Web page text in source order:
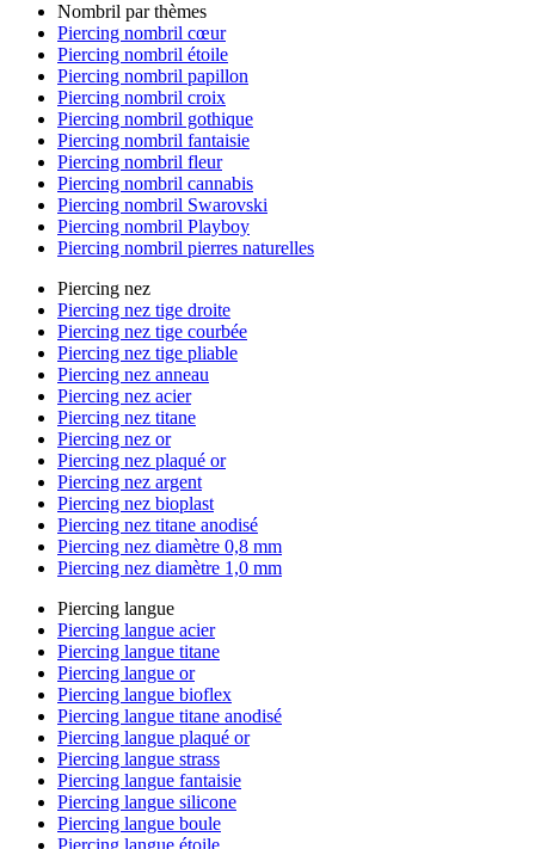
Nombril par thèmes
Piercing nombril cœur
Piercing nombril étoile
Piercing nombril papillon
Piercing nombril croix
Piercing nombril gothique
Piercing nombril fantaisie
Piercing nombril fleur
Piercing nombril cannabis
Piercing nombril Swarovski
Piercing nombril Playboy
Piercing nombril pierres naturelles
Piercing nez
Piercing nez tige droite
Piercing nez tige courbée
Piercing nez tige pliable
Piercing nez anneau
Piercing nez acier
Piercing nez titane
Piercing nez or
Piercing nez plaqué or
Piercing nez argent
Piercing nez bioplast
Piercing nez titane anodisé
Piercing nez diamètre 0,8 mm
Piercing nez diamètre 1,0 mm
Piercing langue
Piercing langue acier
Piercing langue titane
Piercing langue or
Piercing langue bioflex
Piercing langue titane anodisé
Piercing langue plaqué or
Piercing langue strass
Piercing langue fantaisie
Piercing langue silicone
Piercing langue boule
Piercing langue étoile